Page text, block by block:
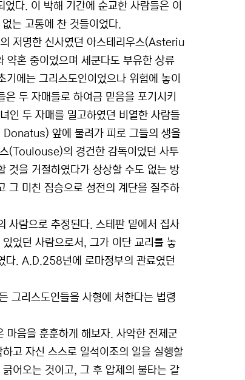
다. 이 박해 기간에 순교한 사람들은 이
는 고통에 찬 것들이었다.
저명한 신사였던 아스테리우스(Asteriu
혼 중이었으며 세쿤다도 부유한 상류
에는 그리스도인이었으나 위험에 놓이
두 자매들로 하여금 믿음을 포기시키
인 두 자매를 밀고하였던 비열한 사람들
앞에 불려가 피로 그들의 생을
(Toulouse)의 경건한 감독이었던 사투
것을 거절하였다가 상상할 수도 없는 방
그 미친 짐승으로 성전의 계단을 질주하
사람으로 추정된다. 스테판 밑에서 집사
었던 사람으로서, 그가 이단 교리를 놓
다. A.D.258년에 로마정부의 관료였던
리스도인들을 사형에 처한다는 법령
음을 훈훈하게 해보자. 사악한 전제군
고 자신 스스로 일석이조의 일을 실행할
어오는 것이고, 그 후 압제의 불타는 갈